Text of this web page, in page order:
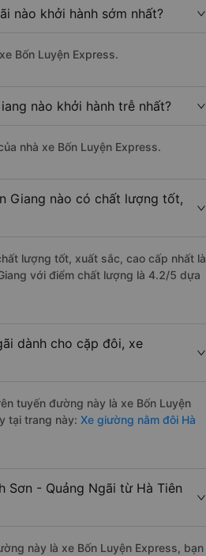
nào khởi hành sớm nhất?
Bốn Luyện Express.
nào khởi hành trễ nhất?
nhà xe Bốn Luyện Express.
Giang nào có chất lượng tốt,
lượng tốt, xuất sắc, cao cấp nhất là
với điểm chất lượng là 4.2/5 dựa
dành cho cặp đôi, xe
tuyến đường này là xe Bốn Luyện
tại trang này: Xe giường nằm đôi Hà
Sơn - Quảng Ngãi từ Hà Tiên
này là xe Bốn Luyện Express, bạn